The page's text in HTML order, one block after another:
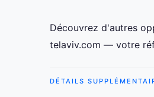
Découvrez d'autres
telaviv.com — votre
DÉTAILS